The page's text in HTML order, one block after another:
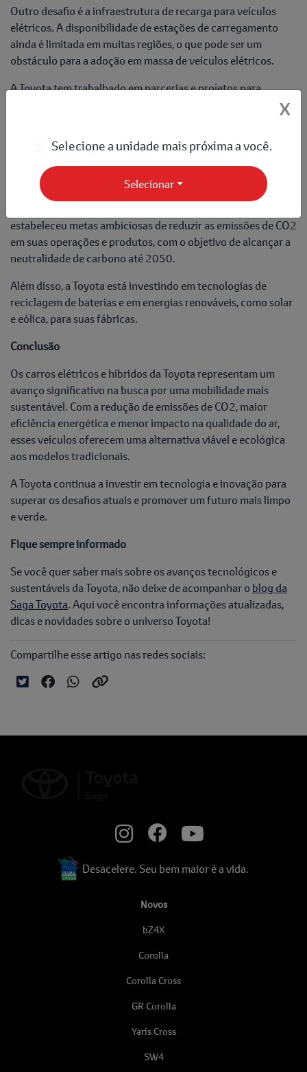
Outro desafio é a infraestrutura de recarga para veículos
elétricos. A disponibilidade de estações de carregamento
ainda é limitada em muitas regiões, o que pode ser um
obstáculo para a adoção em massa de veículos elétricos.
A Toyota tem trabalhado em parcerias e projetos para
O Compromisso da Toyota com a Sustentabilidade
A Toyota não apenas lidera a inovação em veículos híbridos e
elétricos, mas também se compromete com práticas
estabeleceu metas ambiciosas de reduzir as emissões de CO2
em suas operações e produtos, com o objetivo de alcançar a
neutralidade de carbono até 2050.
Além disso, a Toyota está investindo em tecnologias de
reciclagem de baterias e em energias renováveis, como solar
e eólica, para suas fábricas.
Conclusão
Os carros elétricos e híbridos da Toyota representam um
avanço significativo na busca por uma mobilidade mais
sustentável. Com a redução de emissões de CO2, maior
eficiência energética e menor impacto na qualidade do ar,
esses veículos oferecem uma alternativa viável e ecológica
aos modelos tradicionais.
A Toyota continua a investir em tecnologia e inovação para
superar os desafios atuais e promover um futuro mais limpo
e verde.
Fique sempre informado
Se você quer saber mais sobre os avanços tecnológicos e
sustentáveis da Toyota, não deixe de acompanhar o blog da
Saga Toyota. Aqui você encontra informações atualizadas,
dicas e novidades sobre o universo Toyota!
Compartilhe esse artigo nas redes sociais:
Desacelere. Seu bem maior é a vida.
Novos
bZ4X
Corolla
Corolla Cross
GR Corolla
Yaris Cross
SW4
X
Selecione a unidade mais próxima a você.
Selecionar